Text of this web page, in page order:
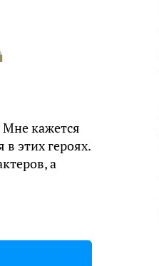
кажется
этих героях.
а